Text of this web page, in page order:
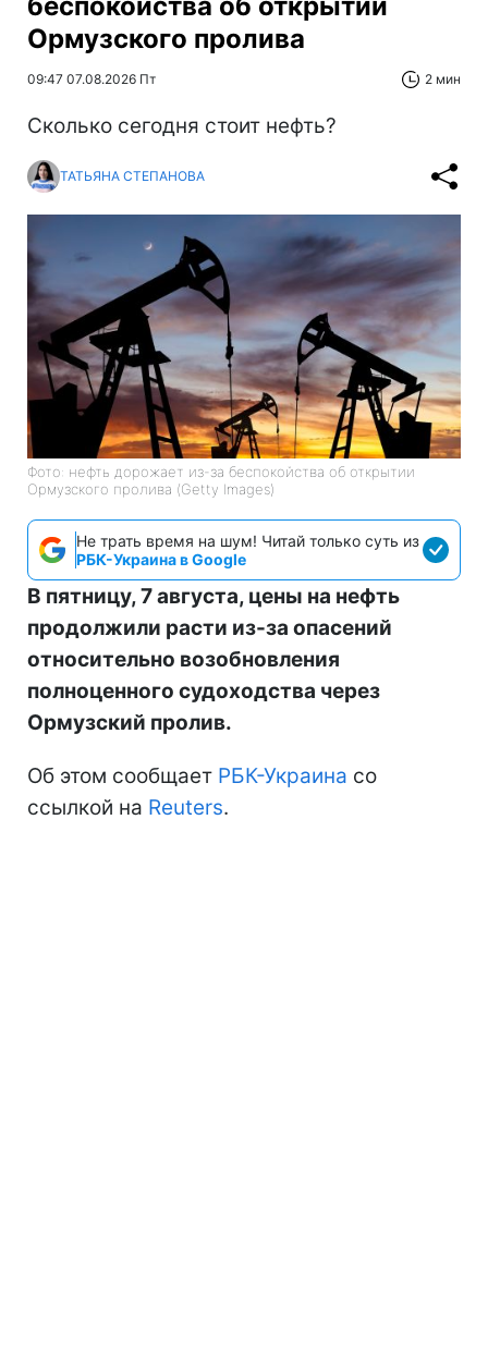
Ормузского пролива
09:47 07.08.2026 Пт 2 мин
Сколько сегодня стоит нефть?
ТАТЬЯНА СТЕПАНОВА
Фото: нефть дорожает из-за беспокойства об открытии
Ормузского пролива (Getty Images)
Не трать время на шум! Читай только суть из
РБК-Украина в Google
В пятницу, 7 августа, цены на нефть
продолжили расти из-за опасений
относительно возобновления
полноценного судоходства через
Ормузский пролив.
Об этом сообщает РБК-Украина со
ссылкой на Reuters.